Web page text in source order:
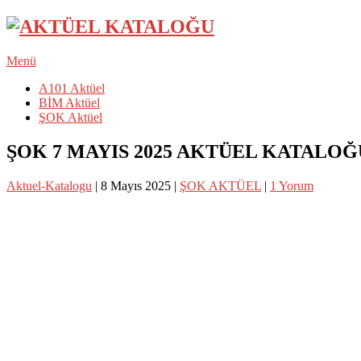
Menü
A101 Aktüel
BİM Aktüel
ŞOK Aktüel
ŞOK 7 MAYIS 2025 AKTÜEL
Aktuel-Katalogu | 8 Mayıs 2025 | ŞOK AKTÜEL | 1 Yorum